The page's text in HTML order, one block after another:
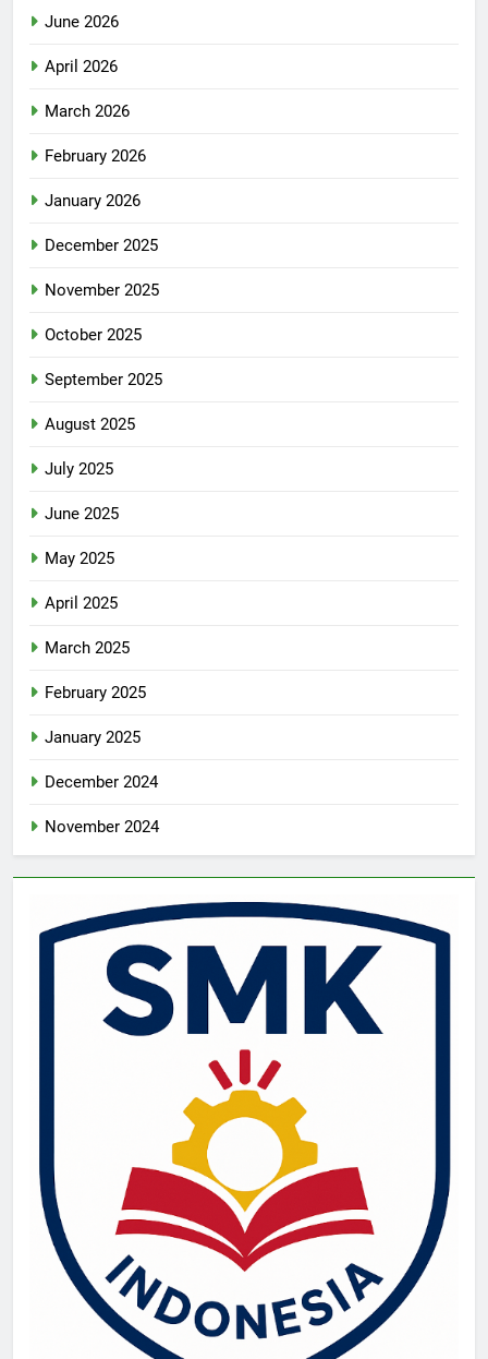
June 2026
April 2026
March 2026
February 2026
January 2026
December 2025
November 2025
October 2025
September 2025
August 2025
July 2025
June 2025
May 2025
April 2025
March 2025
February 2025
January 2025
December 2024
November 2024